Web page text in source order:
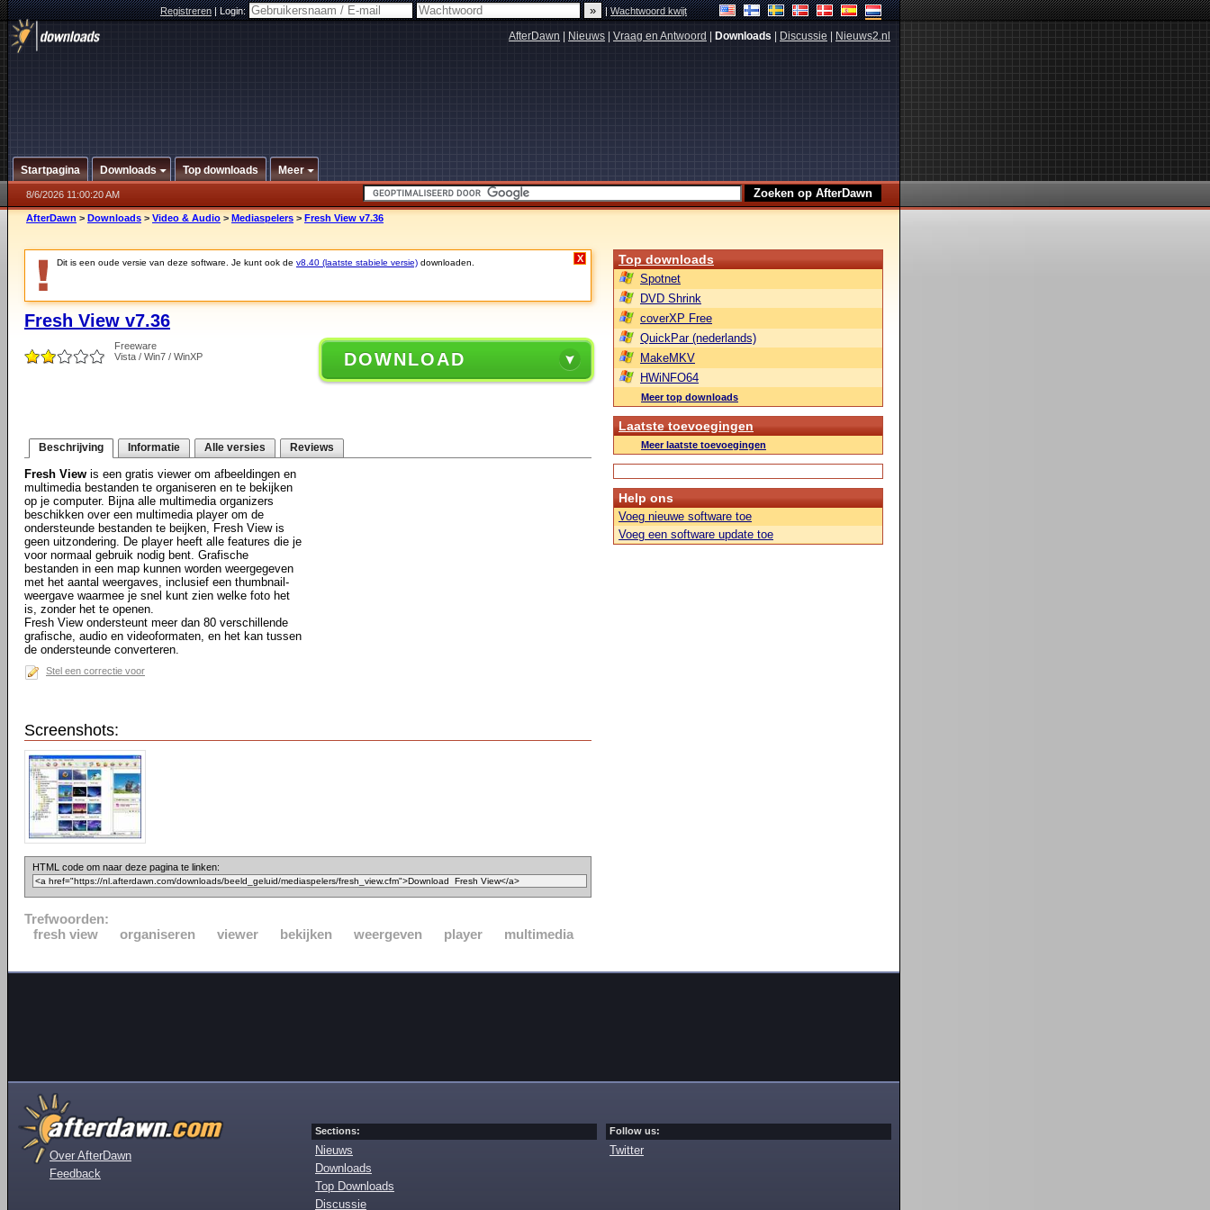
Registreren|Login: |Wachtwoord kwijt
AfterDawn Nieuws Vraag en Antwoord Downloads Discussie Nieuws2.nl
Startpagina Downloads Top downloads Meer
8/6/2026 11:00:20 AM
AfterDawn > Downloads > Video & Audio > Mediaspelers > Fresh View v7.36
Dit is een oude versie van deze software. Je kunt ook de v8.40 (laatste stabiele versie) downloaden. X
Fresh View v7.36
Freeware
Vista / Win7 / WinXP
DOWNLOAD
Beschrijving Informatie Alle versies Reviews
Fresh View is een gratis viewer om afbeeldingen en
multimedia bestanden te organiseren en te bekijken
op je computer. Bijna alle multimedia organizers
beschikken over een multimedia player om de
ondersteunde bestanden te beijken, Fresh View is
geen uitzondering. De player heeft alle features die je
voor normaal gebruik nodig bent. Grafische
bestanden in een map kunnen worden weergegeven
met het aantal weergaves, inclusief een thumbnail-
weergave waarmee je snel kunt zien welke foto het
is, zonder het te openen.
Fresh View ondersteunt meer dan 80 verschillende
grafische, audio en videoformaten, en het kan tussen
de ondersteunde converteren.
Stel een correctie voor
Screenshots:
HTML code om naar deze pagina te linken:
Trefwoorden:
fresh view
organiseren viewer bekijken weergeven player multimedia
Top downloads
Spotnet
DVD Shrink
coverXP Free
QuickPar (nederlands)
MakeMKV
HWiNFO64
Meer top downloads
Laatste toevoegingen
Meer laatste toevoegingen
Help ons
Voeg nieuwe software toe
Voeg een software update toe
Over AfterDawn
Feedback
Sections:
Nieuws
Downloads
Top Downloads
Discussie
Follow us:
Twitter